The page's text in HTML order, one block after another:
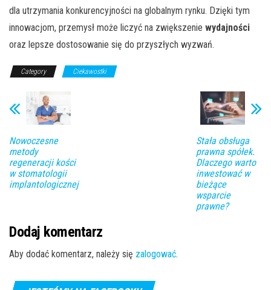
dla utrzymania konkurencyjności na globalnym rynku. Dzięki tym
innowacjom, przemysł może liczyć na zwiększenie wydajności
oraz lepsze dostosowanie się do przyszłych wyzwań.
Category Ciekawostki
Nowoczesne
metody
regeneracji kości
w stomatologii
implantologicznej
Stała obsługa
prawna spółek.
Dlaczego warto
inwestować w
bieżące
wsparcie
prawne?
Dodaj komentarz
Aby dodać komentarz, należy się zalogować.